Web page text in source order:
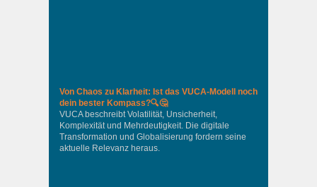
Von Chaos zu Klarheit: Ist das VUCA-Modell noch
dein bester Kompass?🔍🤔
VUCA beschreibt Volatilität, Unsicherheit,
Komplexität und Mehrdeutigkeit. Die digitale
Transformation und Globalisierung fordern seine
aktuelle Relevanz heraus.